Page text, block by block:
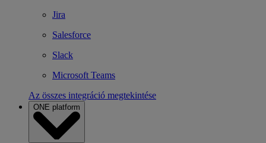
Jira
Salesforce
Slack
Microsoft Teams
Az összes integráció megtekintése
ONE platform